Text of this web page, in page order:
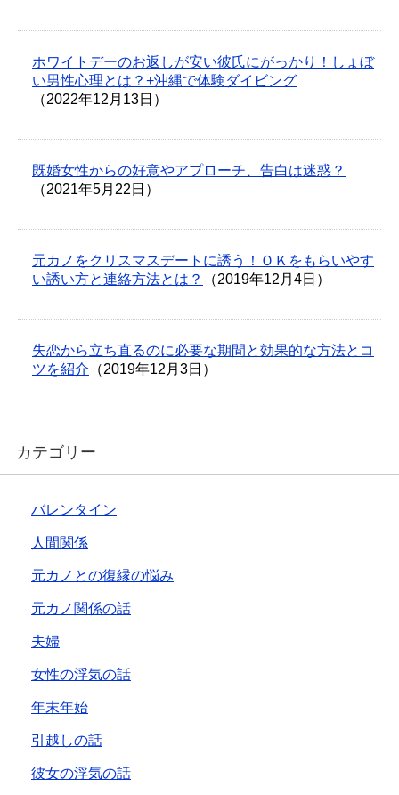
ホワイトデーのお返しが安い彼氏にがっかり！しょぼ
い男性心理とは？+沖縄で体験ダイビング
（2022年12月13日）
既婚女性からの好意やアプローチ、告白は迷惑？
（2021年5月22日）
元カノをクリスマスデートに誘う！ＯＫをもらいやす
い誘い方と連絡方法とは？
（2019年12月4日）
失恋から立ち直るのに必要な期間と効果的な方法とコ
ツを紹介 （2019年12月3日）
カテゴリー
バレンタイン
人間関係
元カノとの復縁の悩み
元カノ関係の話
夫婦
女性の浮気の話
年末年始
引越しの話
彼女の浮気の話